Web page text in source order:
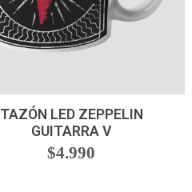
TAZÓN LED ZEPPELIN
GUITARRA V
$4.990